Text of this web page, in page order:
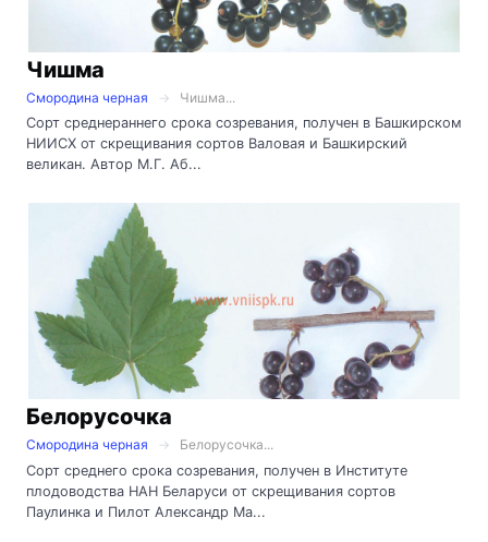
Чишма
Смородина черная
Чишма...
Сорт среднераннего срока созревания, получен в Башкирском
НИИСХ от скрещивания сортов Валовая и Башкирский
великан. Автор М.Г. Аб...
Белорусочка
Смородина черная
Белорусочка...
Сорт среднего срока созревания, получен в Институте
плодоводства НАН Беларуси от скрещивания сортов
Паулинка и Пилот Александр Ма...